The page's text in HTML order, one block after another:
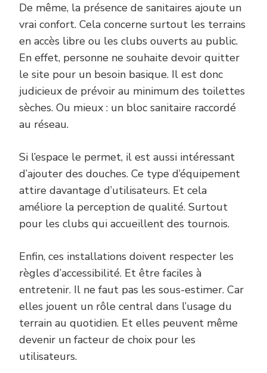
De même, la présence de sanitaires ajoute un
vrai confort. Cela concerne surtout les terrains
en accès libre ou les clubs ouverts au public.
En effet, personne ne souhaite devoir quitter
le site pour un besoin basique. Il est donc
judicieux de prévoir au minimum des toilettes
sèches. Ou mieux : un bloc sanitaire raccordé
au réseau.
Si l’espace le permet, il est aussi intéressant
d’ajouter des douches. Ce type d’équipement
attire davantage d’utilisateurs. Et cela
améliore la perception de qualité. Surtout
pour les clubs qui accueillent des tournois.
Enfin, ces installations doivent respecter les
règles d’accessibilité. Et être faciles à
entretenir. Il ne faut pas les sous-estimer. Car
elles jouent un rôle central dans l’usage du
terrain au quotidien. Et elles peuvent même
devenir un facteur de choix pour les
utilisateurs.